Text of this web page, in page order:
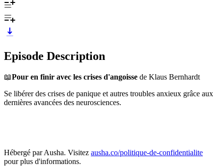
Episode Description
📖Pour en finir avec les crises d'angoisse de Klaus Bernhardt
Se libérer des crises de panique et autres troubles anxieux grâce aux
dernières avancées des neurosciences.
Hébergé par Ausha. Visitez ausha.co/politique-de-confidentialite
pour plus d'informations.